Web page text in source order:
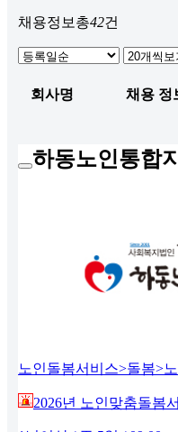
채용정보 총42건
회사명 채용 정
하동노인통합
노인돌봄서비스>돌봄>노
2026년 노인맞춤돌봄